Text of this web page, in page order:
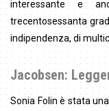
interessante e
trecentosessanta
indipendenza, di
Jacobsen:
Sonia Folin è stata